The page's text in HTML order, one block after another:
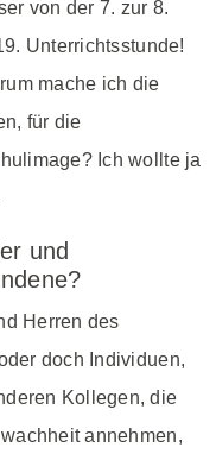
von der 7. zur 8.
Unterrichtsstunde!
mache ich die
für die
Ich wollte ja
und
Herren des
doch Individuen,
Kollegen, die
annehmen,